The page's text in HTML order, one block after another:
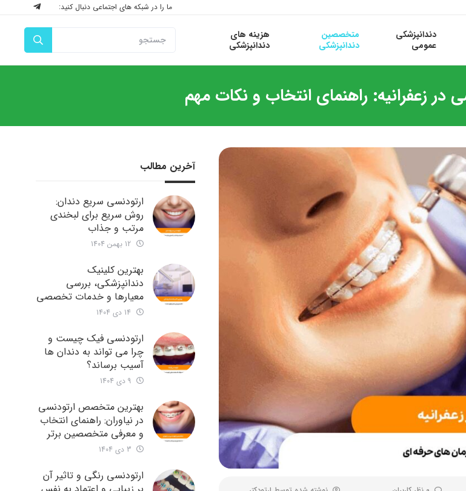
ما را در شبکه های اجتماعی دنبال کنید:
دندانپزشکی
عمومی
متخصصین
دندانپزشکی
هزینه های
دندانپزشکی
زعفرانیه: راهنمای انتخاب و نکات مهم
آخرین مطالب
ارتودنسی سریع دندان:
روش سریع برای لبخندی
مرتب و جذاب
بهترین کلینیک
دندانپزشکی، بررسی
معیارها و خدمات تخصصی
ارتودنسی فیک چیست و
چرا می تواند به دندان ها
آسیب برساند؟
بهترین متخصص ارتودنسی
در نیاوران: راهنمای انتخاب
و معرفی متخصصین برتر
ارتودنسی رنگی و تاثیر آن